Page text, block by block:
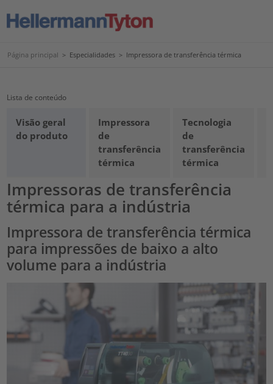
Página principal > Especialidades > Impressora de transferência térmica
Lista de conteúdo
Visão geral
do produto
Impressora
de
transferência
térmica
Tecnologia
de
transferência
térmica
Impressoras de transferência
térmica para a indústria
Impressora de transferência térmica
para impressões de baixo a alto
volume para a indústria